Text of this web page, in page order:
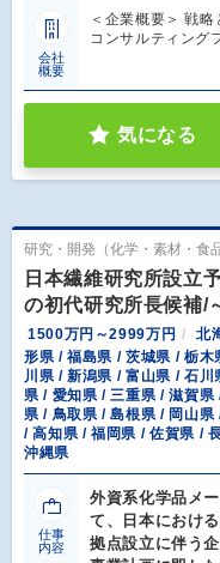
会社
概要
＜企業概要＞ 戦
コンサルティング
気になる
研究・開発（化学・素材・食
日本繊維研究所設立
の初代研究所長候補/
1500万円～2999万円
北
形県 / 福島県 / 茨城県 / 栃
川県 / 新潟県 / 富山県 / 石
県 / 愛知県 / 三重県 / 滋賀
県 / 鳥取県 / 島根県 / 岡山
/ 高知県 / 福岡県 / 佐賀県 /
沖縄県
仕事
内容
外資系化学品メ
て、日本におけ
拠点設立に伴う